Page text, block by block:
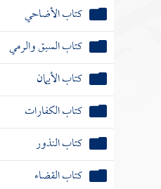
كتاب الأضاحي
كتاب السبق والرمي
كتاب الأيمان
كتاب الكفارات
كتاب النذور
كتاب القضاء